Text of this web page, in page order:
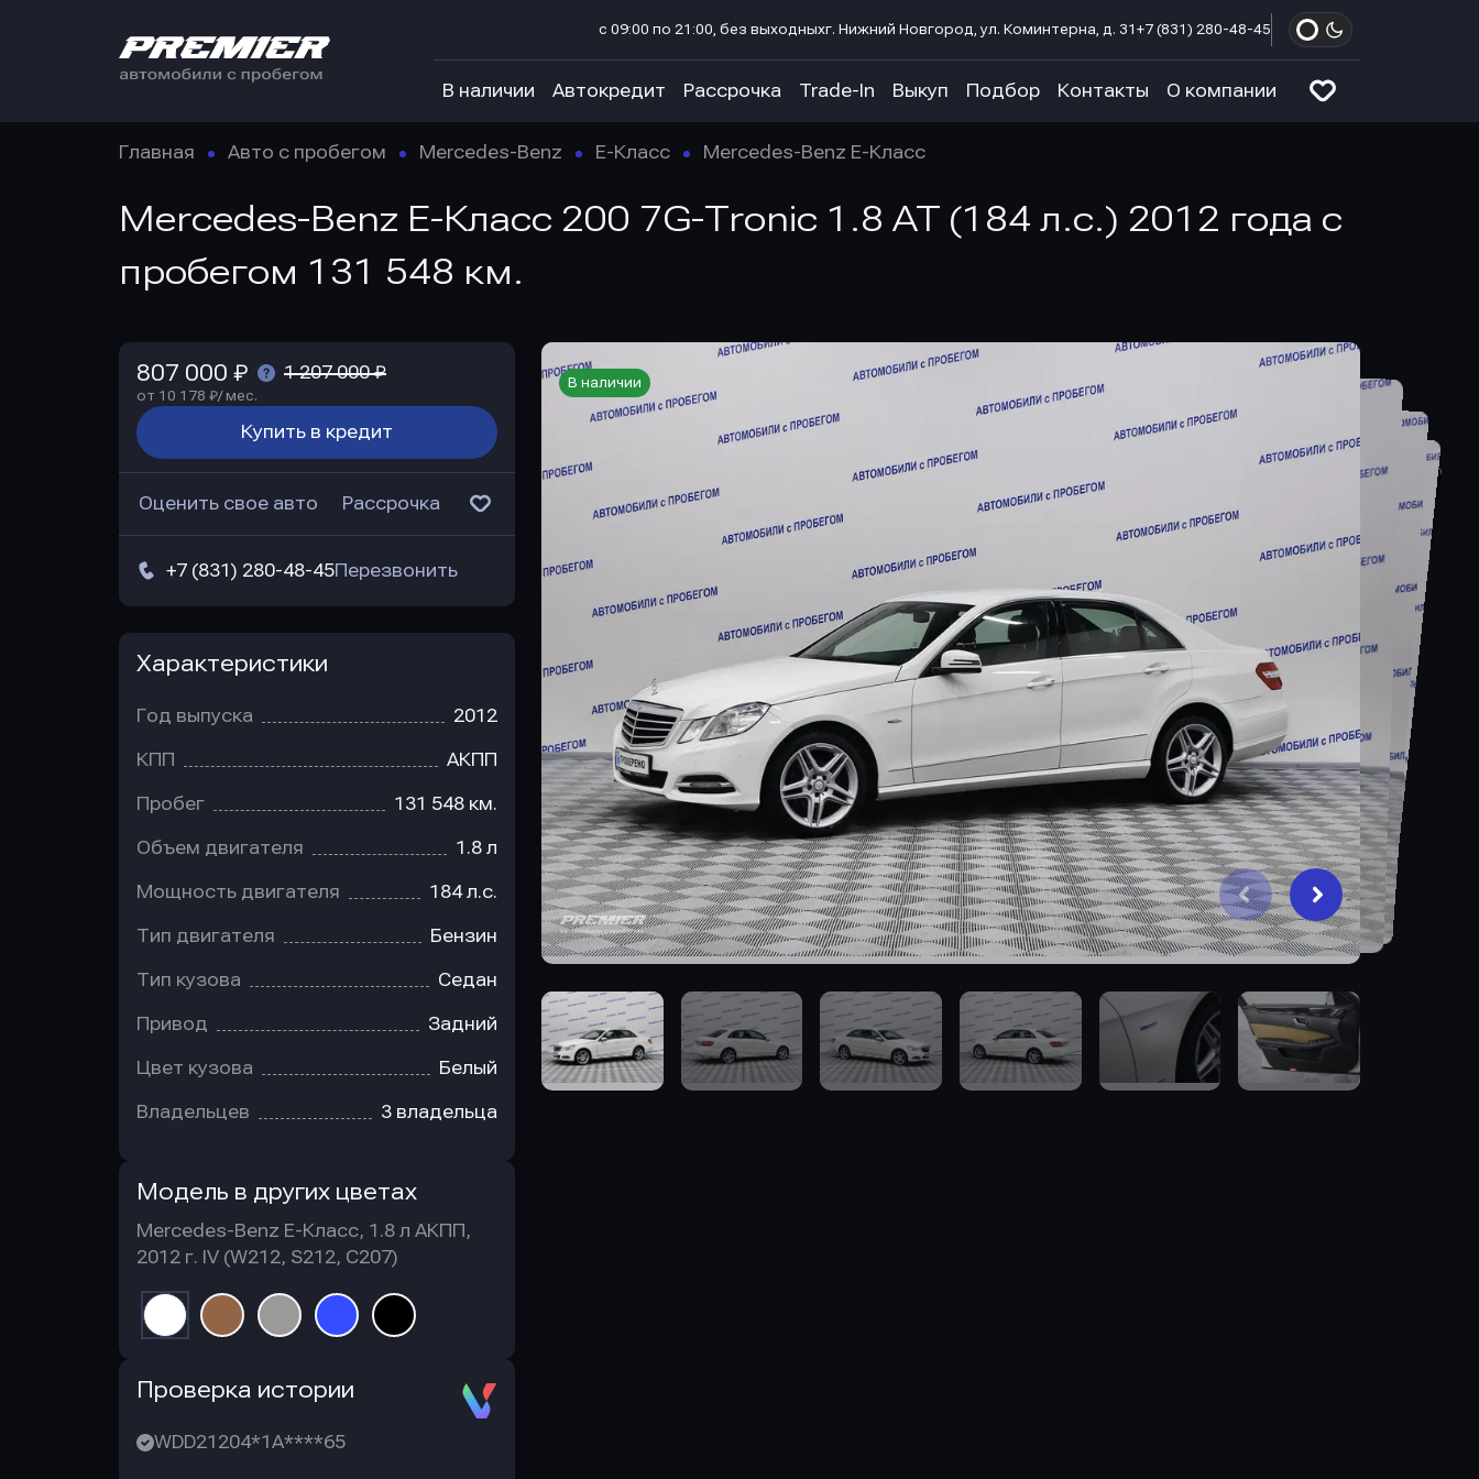
с 09:00 по 21:00, без выходныхг. Нижний Новгород, ул. Коминтерна, д. 31 +7 (831) 280-48-45
В наличии Автокредит Рассрочка Trade-In Выкуп Подбор Контакты О компании
Главная Авто с пробегом Mercedes-Benz E-Класс Mercedes-Benz E-Класс
Mercedes-Benz E-Класс 200 7G-Tronic 1.8 AT (184 л.с.) 2012 года с
пробегом 131 548 км.
В наличии
807 000 ₽ 1 207 000 ₽
от 10 178 ₽/ мес.
Купить в кредит
Оценить свое авто Рассрочка
+7 (831) 280-48-45Перезвонить
Характеристики
Год выпуска 2012
КПП АКПП
Пробег 131 548 км.
Объем двигателя 1.8 л
Мощность двигателя 184 л.с.
Тип двигателя Бензин
Тип кузова Седан
Привод Задний
Цвет кузова Белый
Владельцев 3 владельца
Модель в других цветах
Mercedes-Benz E-Класс, 1.8 л АКПП,
2012 г. IV (W212, S212, C207)
Проверка истории
WDD21204*1A****65